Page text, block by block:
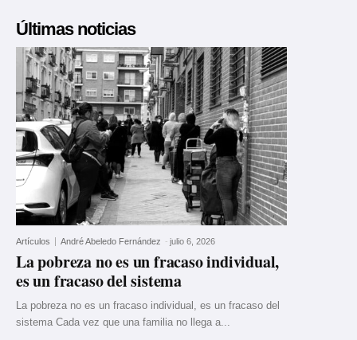
Últimas noticias
Artículos André Abeledo Fernández - julio 6, 2026
La pobreza no es un fracaso individual,
es un fracaso del sistema
La pobreza no es un fracaso individual, es un fracaso del
sistema Cada vez que una familia no llega a...